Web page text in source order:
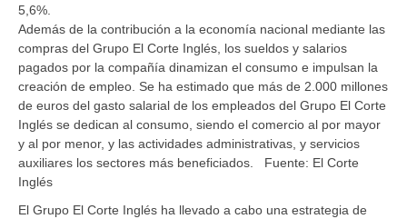
5,6%.
Además de la contribución a la economía nacional mediante las
compras del Grupo El Corte Inglés, los sueldos y salarios
pagados por la compañía dinamizan el consumo e impulsan la
creación de empleo. Se ha estimado que más de 2.000 millones
de euros del gasto salarial de los empleados del Grupo El Corte
Inglés se dedican al consumo, siendo el comercio al por mayor
y al por menor, y las actividades administrativas, y servicios
auxiliares los sectores más beneficiados. Fuente: El Corte
Inglés
El Grupo El Corte Inglés ha llevado a cabo una estrategia de